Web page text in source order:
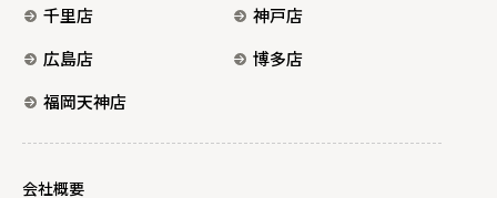
千里店
神戸店
広島店
博多店
福岡天神店
会社概要